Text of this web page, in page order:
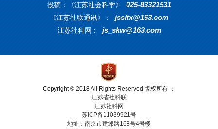
投稿：《江苏社会科学》 025-83321531
《江苏社联通讯》： jssltx@163.com
江苏社科网： js_skw@163.com
Copyright © 2018 All Rights Reserved 版权所有 ：
江苏省社科联
江苏社科网
苏ICP备11039921号
地址：南京市建邺路168号4号楼